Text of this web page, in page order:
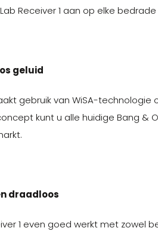
Receiver 1 aan op elke
geluid
gebruik van WiSA-
kunt u alle huidige Bang &
draadloos
1 even goed werkt met zowel